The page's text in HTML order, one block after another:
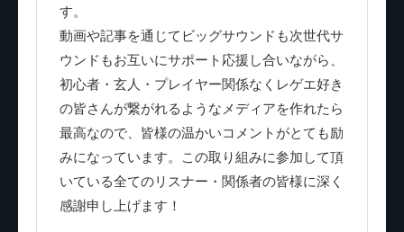
す。
動画や記事を通じてビッグサウンドも次世代サ
ウンドもお互いにサポート応援し合いながら、
初心者・玄人・プレイヤー関係なくレゲエ好き
の皆さんが繋がれるようなメディアを作れたら
最高なので、皆様の温かいコメントがとても励
みになっています。この取り組みに参加して頂
いている全てのリスナー・関係者の皆様に深く
感謝申し上げます！